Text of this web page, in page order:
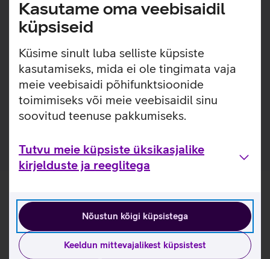
Kasutame oma veebisaidil
küpsiseid
Küsime sinult luba selliste küpsiste
kasutamiseks, mida ei ole tingimata vaja
meie veebisaidi põhifunktsioonide
toimimiseks või meie veebisaidil sinu
soovitud teenuse pakkumiseks.
Tutvu meie küpsiste üksikasjalike
kirjelduste ja reeglitega
Nõustun kõigi küpsistega
Keeldun mittevajalikest küpsistest
Õhuke, kerge ja lihtsasti kinnitatav ümbris, millel on
sisseehitatud MagSafe magnetid, mis muudavad ümbrise
kinnitamise ja eemaldamise väga lihtsaks. Ümbrisega on
võimalik kasutada Qi või MagSafe juhtmevaba laadimist
ilma seda eemaldamata. Lisaks saab ümbrise tagaküljele
mugavalt kinnitada ka rahatasku. Ümbris on mikrofiiber
sisuga, tagamaks telefonile kaitse mikrokriimustuste eest
juhuks, kui tolm ja mustus satuvad telefoni ja ümbrise
vahele.